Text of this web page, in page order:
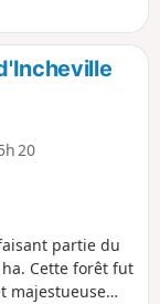
20
partie du
Cette forêt fut
majestueuse